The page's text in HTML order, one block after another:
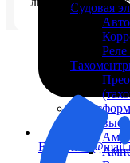
FTS-
Судовая
Щитовые